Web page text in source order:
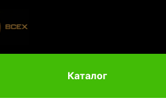
Каталог